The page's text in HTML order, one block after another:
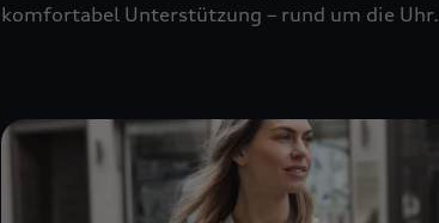
komfortabel Unterstützung – rund um die Uhr.